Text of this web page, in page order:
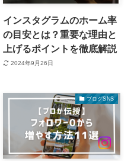
インスタグラムのホーム率
の目安とは？重要な理由と
上げるポイントを徹底解説
2024年9月26日
ブログSNS